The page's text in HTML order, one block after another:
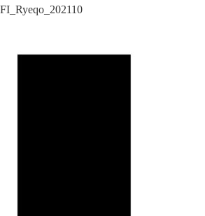
FI_Ryeqo_202110